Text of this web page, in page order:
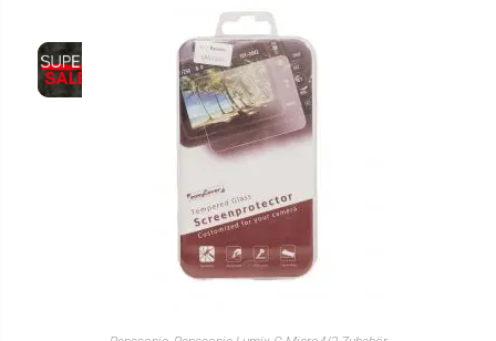
IN DEN WARENKORB